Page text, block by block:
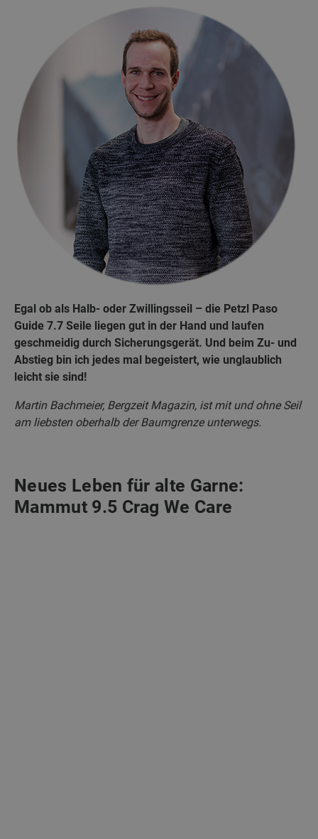
Egal ob als Halb- oder Zwillingsseil – die Petzl Paso
Guide 7.7 Seile liegen gut in der Hand und laufen
geschmeidig durch Sicherungsgerät. Und beim Zu- und
Abstieg bin ich jedes mal begeistert, wie unglaublich
leicht sie sind!
Martin Bachmeier, Bergzeit Magazin, ist mit und ohne Seil
am liebsten oberhalb der Baumgrenze unterwegs.
Neues Leben für alte Garne:
Mammut 9.5 Crag We Care